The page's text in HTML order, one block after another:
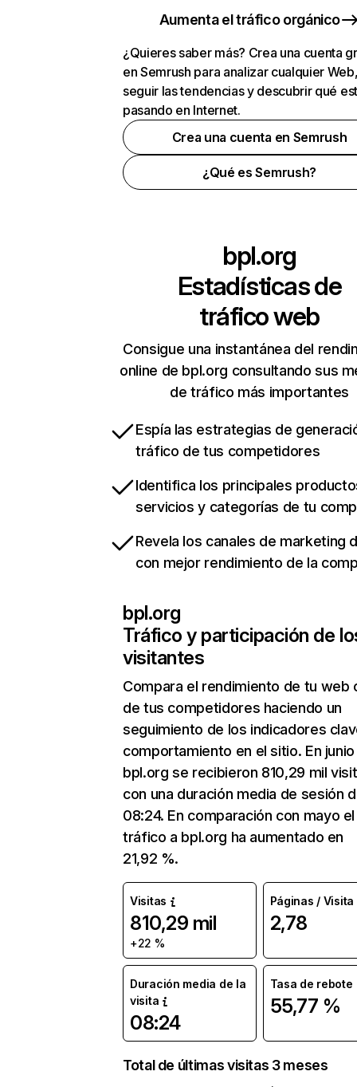
Aumenta el tráfico orgánico
¿Quieres saber más? Crea una cuenta
en Semrush para analizar cualquier
seguir las tendencias y descubrir qué
pasando en Internet.
Crea una cuenta en Semrush
¿Qué es Semrush?
bpl.org
Estadísticas de
tráfico web
Consigue una instantánea del
online de bpl.org consultando sus
de tráfico más importantes
Espía las estrategias de
tráfico de tus competidores
Identifica los principales
servicios y categorías de tu
Revela los canales de marketing
con mejor rendimiento de la
bpl.org
Tráfico y participación de
visitantes
Compara el rendimiento de tu web
de tus competidores haciendo un
seguimiento de los indicadores
comportamiento en el sitio. En junio
bpl.org se recibieron 810,29 mil
con una duración media de sesión
08:24. En comparación con mayo el
tráfico a bpl.org ha aumentado en
21,92 %.
Visitas
810,29 mil
+22 %
Páginas / Visita
2,78
Duración media de la
visita
08:24
Tasa de rebote
55,77 %
Total de últimas visitas 3 meses